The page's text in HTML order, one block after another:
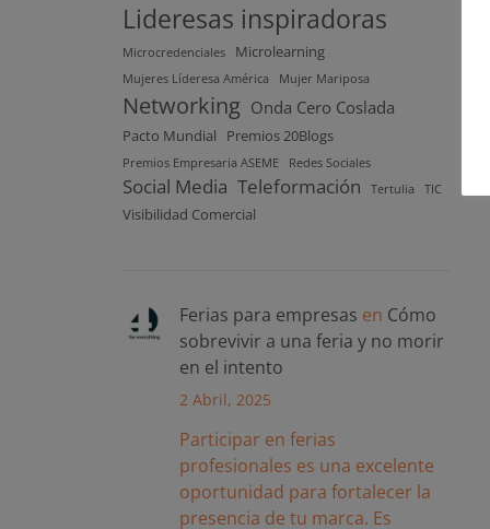
Lideresas inspiradoras
Microcredenciales Microlearning
Mujeres Líderesa América Mujer Mariposa
Networking Onda Cero Coslada
Pacto Mundial Premios 20Blogs
Premios Empresaria ASEME Redes Sociales
Social Media Teleformación Tertulia TIC
Visibilidad Comercial
Ferias para empresas en Cómo
sobrevivir a una feria y no morir
en el intento
2 Abril, 2025
Participar en ferias
profesionales es una excelente
oportunidad para fortalecer la
presencia de tu marca. Es